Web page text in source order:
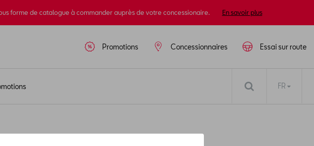
forme de catalogue à commander auprès de votre concessionaire. En savoir plus
Essai sur route
Concessionnaires
Promotions
FR